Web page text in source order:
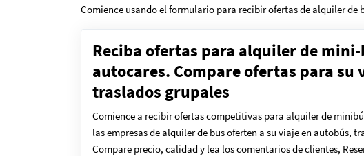
Comience usando el formulario para recibir ofertas de alquiler de
Reciba ofertas para alquiler de
autocares. Compare ofertas para su
traslados grupales
Comience a recibir ofertas competitivas para alquiler de
las empresas de alquiler de bus oferten a su viaje en autobús,
Compare precio, calidad y lea los comentarios de clientes,